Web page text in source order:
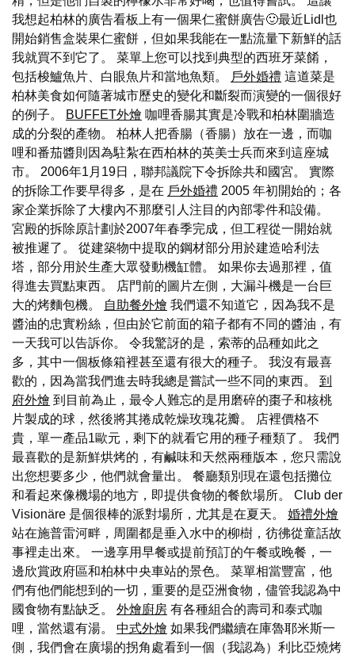
我想起柏林的廣告看板上有一個果仁蜜餅廣告🙂最近Lidl也
開始銷售盒裝果仁蜜餅，但如果我能在一點流量下新鮮的話
我就買不到它了。 菜單上您可以找到典型的西班牙菜餚，
包括梭鱸魚片、白眼魚片和當地魚類。
戶外婚禮 這道菜是
柏林美食如何隨著城市歷史的變化和斷裂而演變的一個很好
的例子。
BUFFET外燴 咖哩香腸其實是冷戰和柏林圍牆造
成的分裂的產物。 柏林人把香腸（香腸）放在一邊，而咖
哩和番茄醬則因為駐紮在西柏林的英美士兵而來到這座城
市。 2006年1月19日，聯邦議院下令拆除共和國宮。 實際
的拆除工作要早得多，是在 戶外婚禮 2005 年初開始的；各
家企業拆除了大樓內不那麼引人注目的內部零件和設備。
宮殿的拆除原計劃於2007年春季完成，但工程從一開始就
被推遲了。 從建築物中提取的鋼材部分用於建造哈利法
塔，部分用於生產大眾發動機缸體。 如果你去過那裡，值
得進去買點東西。 店門前的圖片左側，大漏斗機是一台巨
大的烤麵包機。
自助餐外燴 我們還不知道它，因為我不是
醬油的忠實粉絲，但由於它前面的箱子都有不同的醬油，有
一天我可以告訴你。 令我驚訝的是，索蒂的品種如此之
多，其中一個板條箱裡甚至還有很大的種子。 我沒有最喜
歡的，因為當我們進去時我總是嘗試一些不同的東西。 到
府外燴 到目前為止，最令人難忘的是用磨碎的棗子和核桃
片製成的球，然後將其捲成乾燥玫瑰花瓣。 店裡價格不
貴，單一產品1歐元，剩下的就看它用的種子種類了。 我們
最喜歡的是新鮮烘烤的，有鹹味和天然兩種版本，您只需說
出您想要多少，他們就會量出。 餐廳類別現在還包括攤位
和看起來像機場的地方，即提供食物的餐飲場所。 Club der
Visionäre 是個很棒的派對場所，尤其是在夏天。 婚禮外燴
站在施普雷河畔，周圍都是垂入水中的柳樹，彷彿從童話故
事裡走出來。 一邊享用早餐或提前預訂的午餐或晚餐，一
邊欣賞政府區和柏林中央車站的景色。 菜單相當豐富，他
們有他們能想到的一切，重要的是亞洲食物，儘管我認為中
國食物有點缺乏。 外燴廚房 有各種組合的壽司和泰式咖
哩，當然還有湯。 中式外燴 如果我們繼續在庫魯耶米斯一
側，我們會在廣場的拐角處看到一個（我認為）利比亞燒烤